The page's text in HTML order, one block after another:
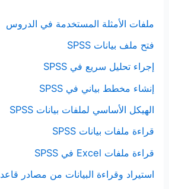
ملفات الأمثلة المستخدمة في الدروس
فتح ملف بيانات SPSS
إجراء تحليل سريع في SPSS
إنشاء مخطط بياني في SPSS
الهيكل الأساسي لملفات بيانات SPSS
قراءة ملفات بيانات SPSS
قراءة ملفات Excel في SPSS
استيراد وقراءة البيانات من مصادر